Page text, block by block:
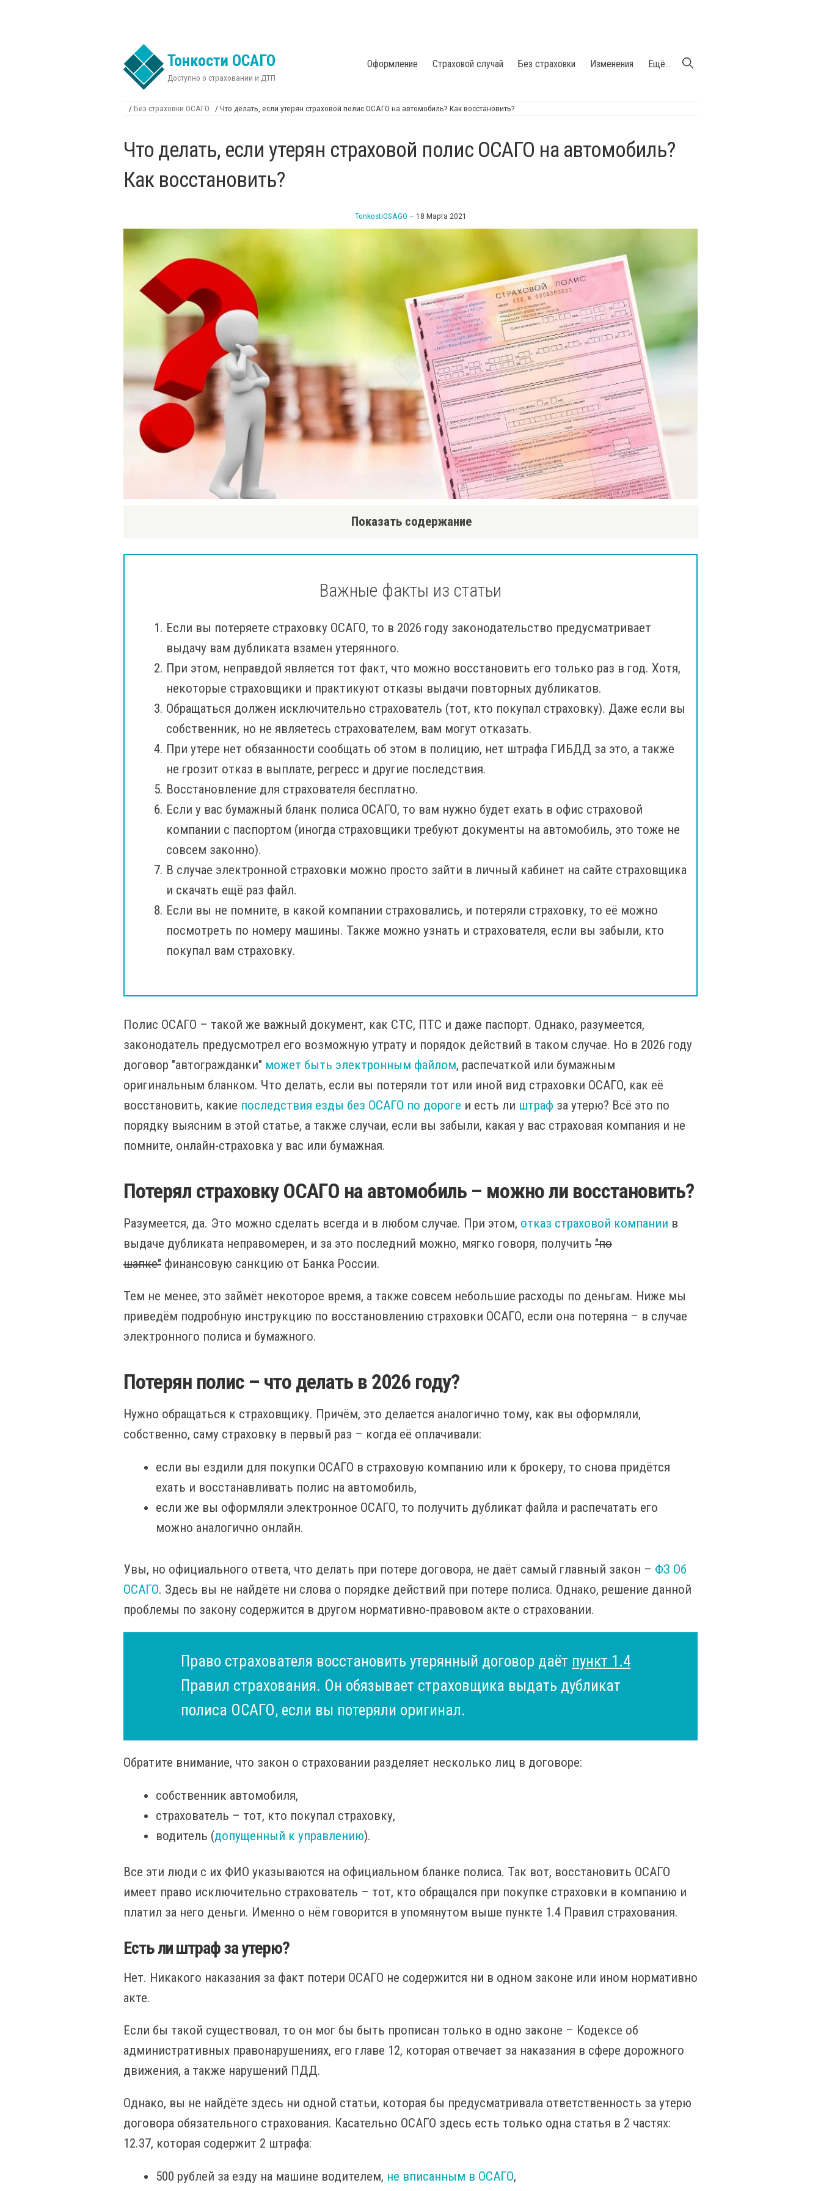
Тонкости ОСАГО
Доступно о страховании и ДТП
Оформление Страховой случай Без страховки Изменения Ещё...
Вы здесь
/Без страховки ОСАГО /Что делать, если утерян страховой полис ОСАГО на автомобиль? Как восстановить?
Что делать, если утерян страховой полис ОСАГО на автомобиль?
Как восстановить?
TonkostiOSAGO – 18 Марта 2021
Показать содержание
Важные факты из статьи
Если вы потеряете страховку ОСАГО, то в 2026 году законодательство предусматривает
выдачу вам дубликата взамен утерянного.
При этом, неправдой является тот факт, что можно восстановить его только раз в год. Хотя,
некоторые страховщики и практикуют отказы выдачи повторных дубликатов.
Обращаться должен исключительно страхователь (тот, кто покупал страховку). Даже если вы
собственник, но не являетесь страхователем, вам могут отказать.
При утере нет обязанности сообщать об этом в полицию, нет штрафа ГИБДД за это, а также
не грозит отказ в выплате, регресс и другие последствия.
Восстановление для страхователя бесплатно.
Если у вас бумажный бланк полиса ОСАГО, то вам нужно будет ехать в офис страховой
компании с паспортом (иногда страховщики требуют документы на автомобиль, это тоже не
совсем законно).
В случае электронной страховки можно просто зайти в личный кабинет на сайте страховщика
и скачать ещё раз файл.
Если вы не помните, в какой компании страховались, и потеряли страховку, то её можно
посмотреть по номеру машины. Также можно узнать и страхователя, если вы забыли, кто
покупал вам страховку.
Полис ОСАГО – такой же важный документ, как СТС, ПТС и даже паспорт. Однако, разумеется,
законодатель предусмотрел его возможную утрату и порядок действий в таком случае. Но в 2026 году
договор "автогражданки" может быть электронным файлом, распечаткой или бумажным
оригинальным бланком. Что делать, если вы потеряли тот или иной вид страховки ОСАГО, как её
восстановить, какие последствия езды без ОСАГО по дороге и есть ли штраф за утерю? Всё это по
порядку выясним в этой статье, а также случаи, если вы забыли, какая у вас страховая компания и не
помните, онлайн-страховка у вас или бумажная.
Потерял страховку ОСАГО на автомобиль – можно ли восстановить?
Разумеется, да. Это можно сделать всегда и в любом случае. При этом, отказ страховой компании в
выдаче дубликата неправомерен, и за это последний можно, мягко говоря, получить "по
шапке" финансовую санкцию от Банка России.
Тем не менее, это займёт некоторое время, а также совсем небольшие расходы по деньгам. Ниже мы
приведём подробную инструкцию по восстановлению страховки ОСАГО, если она потеряна – в случае
электронного полиса и бумажного.
Потерян полис – что делать в 2026 году?
Нужно обращаться к страховщику. Причём, это делается аналогично тому, как вы оформляли,
собственно, саму страховку в первый раз – когда её оплачивали:
если вы ездили для покупки ОСАГО в страховую компанию или к брокеру, то снова придётся
ехать и восстанавливать полис на автомобиль,
если же вы оформляли электронное ОСАГО, то получить дубликат файла и распечатать его
можно аналогично онлайн.
Увы, но официального ответа, что делать при потере договора, не даёт самый главный закон – ФЗ Об
ОСАГО. Здесь вы не найдёте ни слова о порядке действий при потере полиса. Однако, решение данной
проблемы по закону содержится в другом нормативно-правовом акте о страховании.
Право страхователя восстановить утерянный договор даёт пункт 1.4
Правил страхования. Он обязывает страховщика выдать дубликат
полиса ОСАГО, если вы потеряли оригинал.
Обратите внимание, что закон о страховании разделяет несколько лиц в договоре:
собственник автомобиля,
страхователь – тот, кто покупал страховку,
водитель (допущенный к управлению).
Все эти люди с их ФИО указываются на официальном бланке полиса. Так вот, восстановить ОСАГО
имеет право исключительно страхователь – тот, кто обращался при покупке страховки в компанию и
платил за него деньги. Именно о нём говорится в упомянутом выше пункте 1.4 Правил страхования.
Есть ли штраф за утерю?
Нет. Никакого наказания за факт потери ОСАГО не содержится ни в одном законе или ином нормативно
акте.
Если бы такой существовал, то он мог бы быть прописан только в одно законе – Кодексе об
административных правонарушениях, его главе 12, которая отвечает за наказания в сфере дорожного
движения, а также нарушений ПДД.
Однако, вы не найдёте здесь ни одной статьи, которая бы предусматривала ответственность за утерю
договора обязательного страхования. Касательно ОСАГО здесь есть только одна статья в 2 частях:
12.37, которая содержит 2 штрафа:
500 рублей за езду на машине водителем, не вписанным в ОСАГО,